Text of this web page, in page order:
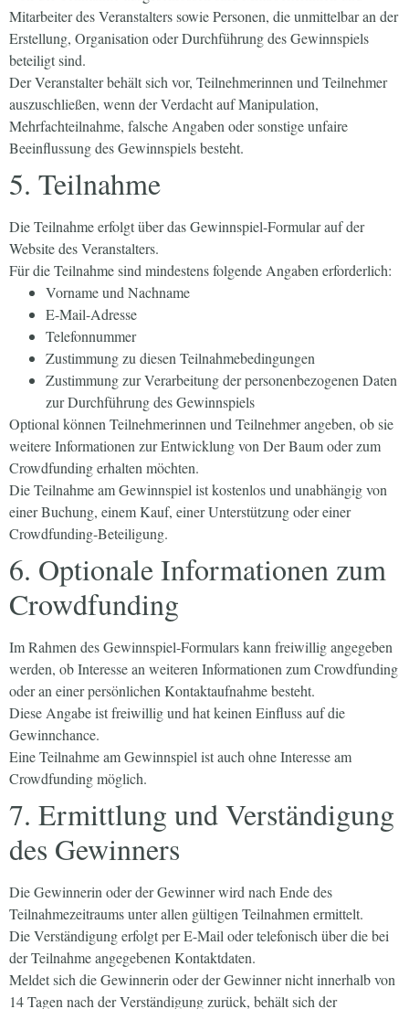
Mitarbeiter des Veranstalters sowie Personen, die unmittelbar an der
Erstellung, Organisation oder Durchführung des Gewinnspiels
beteiligt sind.
Der Veranstalter behält sich vor, Teilnehmerinnen und Teilnehmer
auszuschließen, wenn der Verdacht auf Manipulation,
Mehrfachteilnahme, falsche Angaben oder sonstige unfaire
Beeinflussung des Gewinnspiels besteht.
5. Teilnahme
Die Teilnahme erfolgt über das Gewinnspiel-Formular auf der
Website des Veranstalters.
Für die Teilnahme sind mindestens folgende Angaben erforderlich:
Vorname und Nachname
E-Mail-Adresse
Telefonnummer
Zustimmung zu diesen Teilnahmebedingungen
Zustimmung zur Verarbeitung der personenbezogenen Daten
zur Durchführung des Gewinnspiels
Optional können Teilnehmerinnen und Teilnehmer angeben, ob sie
weitere Informationen zur Entwicklung von Der Baum oder zum
Crowdfunding erhalten möchten.
Die Teilnahme am Gewinnspiel ist kostenlos und unabhängig von
einer Buchung, einem Kauf, einer Unterstützung oder einer
Crowdfunding-Beteiligung.
6. Optionale Informationen zum
Crowdfunding
Im Rahmen des Gewinnspiel-Formulars kann freiwillig angegeben
werden, ob Interesse an weiteren Informationen zum Crowdfunding
oder an einer persönlichen Kontaktaufnahme besteht.
Diese Angabe ist freiwillig und hat keinen Einfluss auf die
Gewinnchance.
Eine Teilnahme am Gewinnspiel ist auch ohne Interesse am
Crowdfunding möglich.
7. Ermittlung und Verständigung
des Gewinners
Die Gewinnerin oder der Gewinner wird nach Ende des
Teilnahmezeitraums unter allen gültigen Teilnahmen ermittelt.
Die Verständigung erfolgt per E-Mail oder telefonisch über die bei
der Teilnahme angegebenen Kontaktdaten.
Meldet sich die Gewinnerin oder der Gewinner nicht innerhalb von
14 Tagen nach der Verständigung zurück, behält sich der